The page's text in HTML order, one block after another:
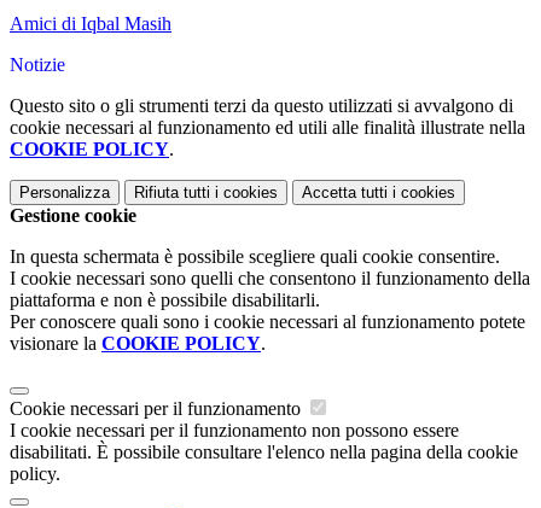
Amici di Iqbal Masih
Notizie
Questo sito o gli strumenti terzi da questo utilizzati si avvalgono di
cookie necessari al funzionamento ed utili alle finalità illustrate nella
COOKIE POLICY.
Personalizza Rifiuta tutti i cookies Accetta tutti i cookies
Gestione cookie
In questa schermata è possibile scegliere quali cookie consentire.
I cookie necessari sono quelli che consentono il funzionamento della
piattaforma e non è possibile disabilitarli.
Per conoscere quali sono i cookie necessari al funzionamento potete
visionare la COOKIE POLICY.
Cookie necessari per il funzionamento
I cookie necessari per il funzionamento non possono essere
disabilitati. È possibile consultare l'elenco nella pagina della cookie
policy.